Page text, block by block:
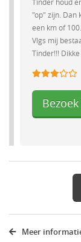
Tinder houd
"op" zijn. Dan
een km of 100.
Vlgs mij
Tinder!!!
Meer